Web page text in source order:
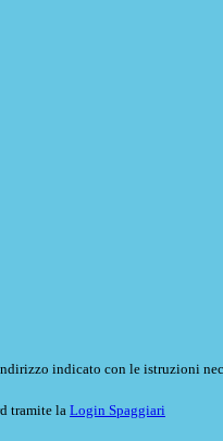
indicato con le istruzioni
tramite la Login Spaggiari